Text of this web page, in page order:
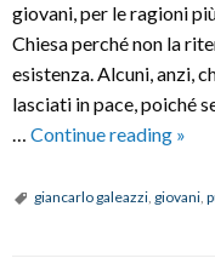
giovani, per le ragioni
Chiesa perché non la
esistenza. Alcuni, anzi,
lasciati in pace, poiché
… Continue reading Punti
»
giancarlo galeazzi, giovani,